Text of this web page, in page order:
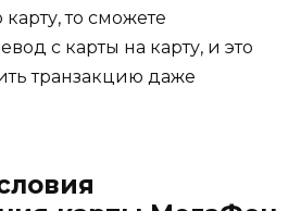
то сможете
с карты на карту, и это
транзакцию даже